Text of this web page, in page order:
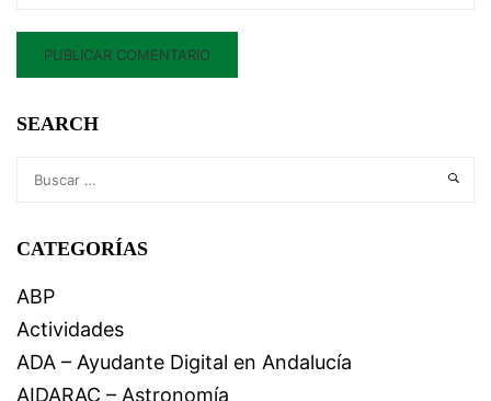
SEARCH
CATEGORÍAS
ABP
Actividades
ADA – Ayudante Digital en Andalucía
AIDARAC – Astronomía